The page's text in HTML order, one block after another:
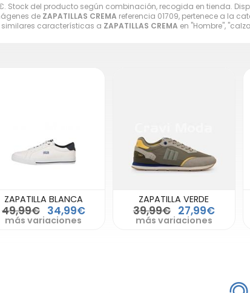
. Stock del producto según combinación, recogida en tienda.
de ZAPATILLAS CREMA referencia 01709, pertenece a la
características a ZAPATILLAS CREMA en "Hombre",
ZAPATILLA BLANCA
49,99€ 34,99€
más variaciones
ZAPATILLA VERDE
39,99€ 27,99€
más variaciones